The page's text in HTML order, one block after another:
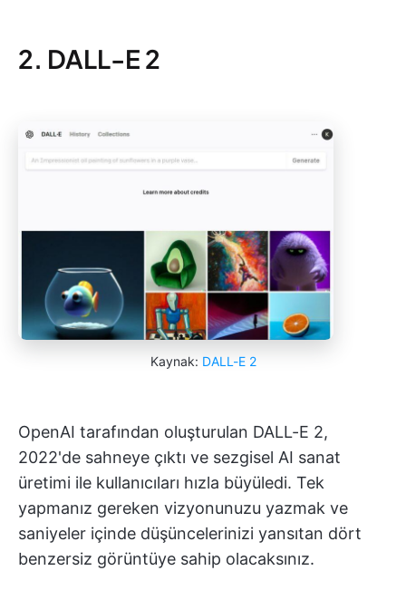
2. DALL-E 2
Kaynak: DALL-E 2
OpenAI tarafından oluşturulan DALL-E 2,
2022'de sahneye çıktı ve sezgisel AI sanat
üretimi ile kullanıcıları hızla büyüledi. Tek
yapmanız gereken vizyonunuzu yazmak ve
saniyeler içinde düşüncelerinizi yansıtan dört
benzersiz görüntüye sahip olacaksınız.